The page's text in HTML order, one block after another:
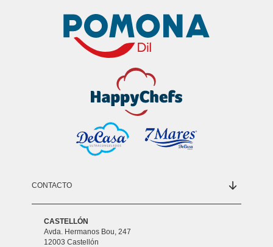
CONTACTO
CASTELLÓN
Avda. Hermanos Bou, 247
12003 Castellón